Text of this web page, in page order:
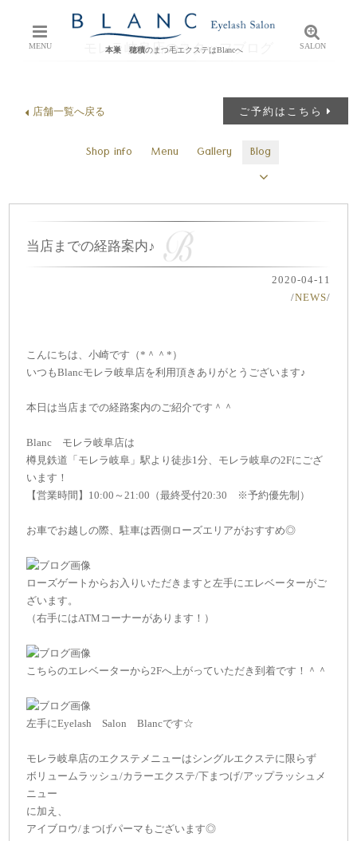
MENU 本巣 穂積のまつ毛エクステはBlancへ SALON
モレラ岐阜店のスタッフブログ
ご予約はこちら
店舗一覧へ戻る
Shop info Menu Gallery Blog
当店までの経路案内♪
2020-04-11
/NEWS/
こんにちは、小崎です（*＾＾*）
いつもBlancモレラ岐阜店を利用頂きありがとうございます♪
本日は当店までの経路案内のご紹介です＾＾
Blanc モレラ岐阜店は
樽見鉄道「モレラ岐阜」駅より徒歩1分、モレラ岐阜の2Fにござ
います！
【営業時間】10:00～21:00（最終受付20:30 ※予約優先制）
お車でお越しの際、駐車は西側ローズエリアがおすすめ◎
ローズゲートからお入りいただきますと左手にエレベーターがご
ざいます。
（右手にはATMコーナーがあります！）
こちらのエレベーターから2Fへ上がっていただき到着です！＾＾
左手にEyelash Salon Blancです☆
モレラ岐阜店のエクステメニューはシングルエクステに限らず
ボリュームラッシュ/カラーエクステ/下まつげ/アップラッシュメ
ニュー
に加え、
アイブロウ/まつげパーマもございます◎